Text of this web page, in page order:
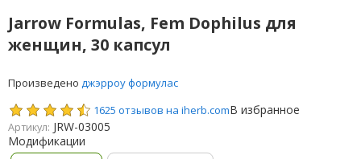
Jarrow Formulas, Fem Dophilus для
женщин, 30 капсул
Произведено джэрроу формулас
1625 отзывов на iherb.comВ избранное
Артикул: JRW-03005
Модификации